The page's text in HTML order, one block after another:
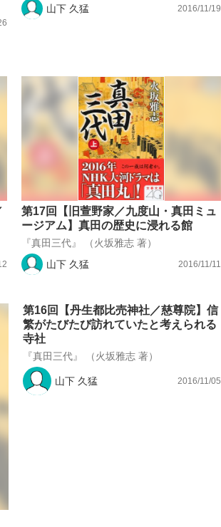
山下 久猛
2016/11/19
第17回【旧萱野家／九度山・真田ミュ
ージアム】真田の歴史に浸れる館
『真田三代』 （火坂雅志 著）
山下 久猛
2016/11/11
第16回【丹生都比売神社／慈尊院】信
繁がたびたび訪れていたと考えられる
寺社
『真田三代』 （火坂雅志 著）
山下 久猛 2016/11/05